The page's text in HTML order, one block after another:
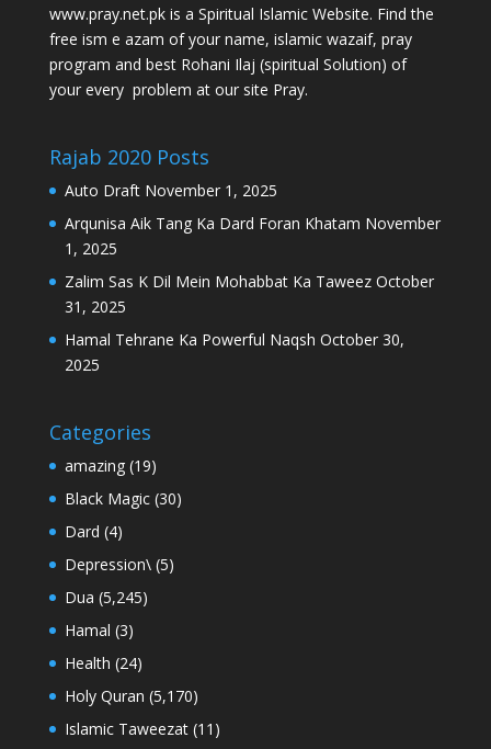
www.pray.net.pk is a Spiritual Islamic Website. Find the
free ism e azam of your name, islamic wazaif, pray
program and best Rohani Ilaj (spiritual Solution) of
your every problem at our site Pray.
Rajab 2020 Posts
Auto Draft November 1, 2025
Arqunisa Aik Tang Ka Dard Foran Khatam November
1, 2025
Zalim Sas K Dil Mein Mohabbat Ka Taweez October
31, 2025
Hamal Tehrane Ka Powerful Naqsh October 30,
2025
Categories
amazing(19)
Black Magic(30)
Dard (4)
Depression\(5)
Dua (5,245)
Hamal (3)
Health (24)
Holy Quran (5,170)
Islamic Taweezat(11)